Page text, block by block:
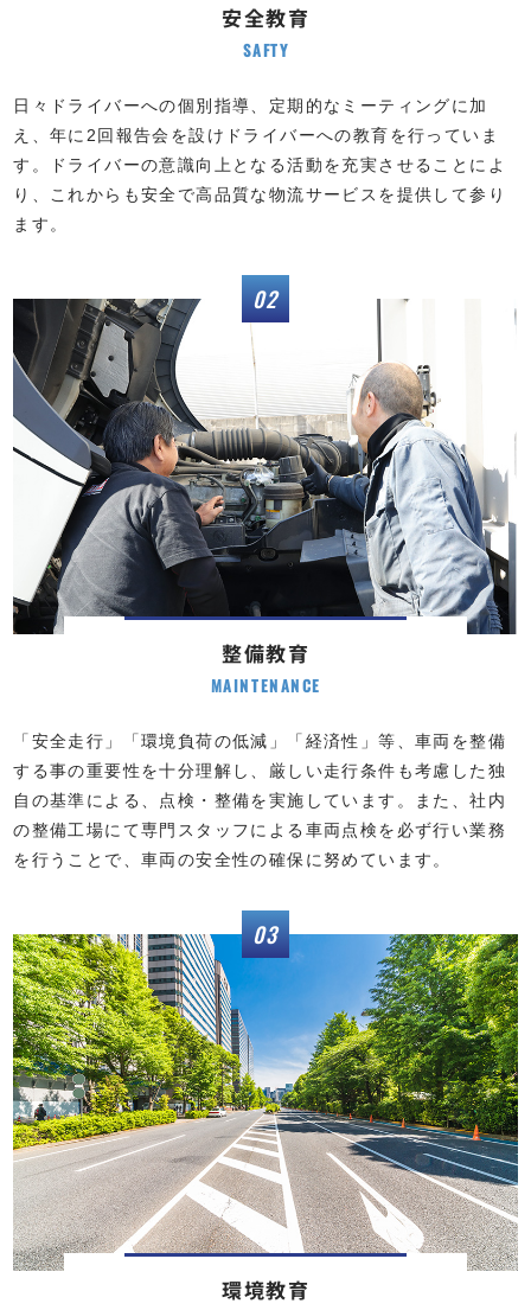
安全教育
SAFTY
日々ドライバーへの個別指導、定期的なミーティングに加
え、年に2回報告会を設けドライバーへの教育を行っていま
す。ドライバーの意識向上となる活動を充実させることによ
り、これからも安全で高品質な物流サービスを提供して参り
ます。
02
整備教育
MAINTENANCE
「安全走行」「環境負荷の低減」「経済性」等、車両を整備
する事の重要性を十分理解し、厳しい走行条件も考慮した独
自の基準による、点検・整備を実施しています。また、社内
の整備工場にて専門スタッフによる車両点検を必ず行い業務
を行うことで、車両の安全性の確保に努めています。
03
環境教育